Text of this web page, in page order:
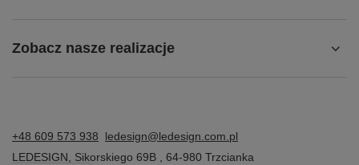
Zobacz nasze realizacje
+48 609 573 938
ledesign@ledesign.com.pl
LEDESIGN, Sikorskiego 69B , 64-980 Trzcianka